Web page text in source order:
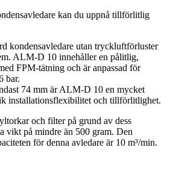
kan du uppnå tillförlitlig
kondensavledare utan tryckluftförluster
ALM-D 10 innehåller en pålitlig,
FPM-tätning och är anpassad för
bar.
74 mm är ALM-D 10 en mycket
installationsflexibilitet och tillförlitlighet.
och filter på grund av dess
vikt på mindre än 500 gram. Den
för denna avledare är 10 m³/min.